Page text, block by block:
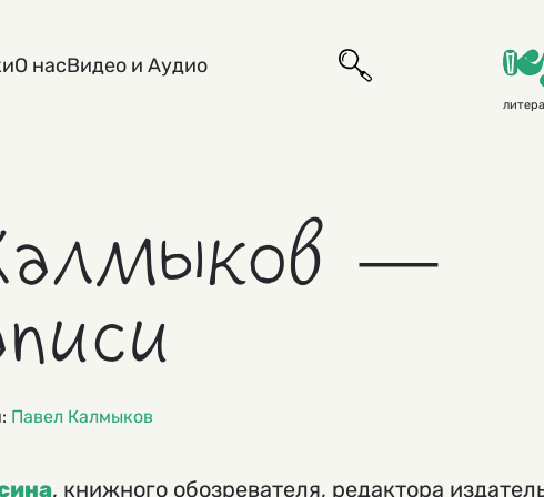
О насВидео и Аудио
—
Павел Калмыков
, книжного обозревателя, редактора